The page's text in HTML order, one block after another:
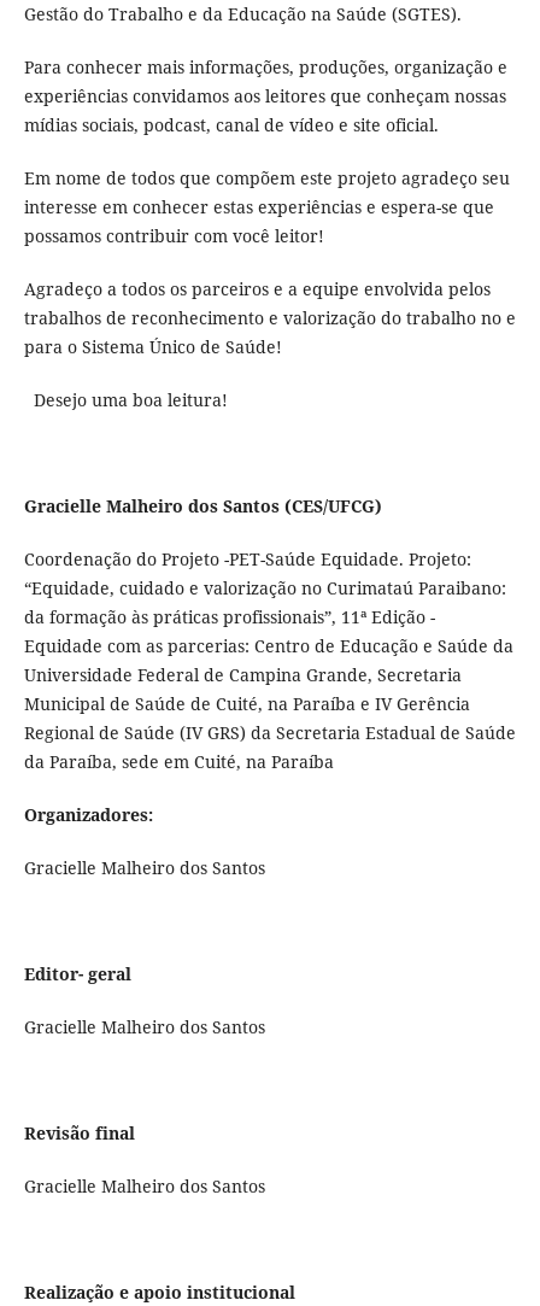
Gestão do Trabalho e da Educação na Saúde (SGTES).
Para conhecer mais informações, produções, organização e
experiências convidamos aos leitores que conheçam nossas
mídias sociais, podcast, canal de vídeo e site oficial.
Em nome de todos que compõem este projeto agradeço seu
interesse em conhecer estas experiências e espera-se que
possamos contribuir com você leitor!
Agradeço a todos os parceiros e a equipe envolvida pelos
trabalhos de reconhecimento e valorização do trabalho no e
para o Sistema Único de Saúde!
Desejo uma boa leitura!
Gracielle Malheiro dos Santos (CES/UFCG)
Coordenação do Projeto -PET-Saúde Equidade. Projeto:
“Equidade, cuidado e valorização no Curimataú Paraibano:
da formação às práticas profissionais”, 11ª Edição -
Equidade com as parcerias: Centro de Educação e Saúde da
Universidade Federal de Campina Grande, Secretaria
Municipal de Saúde de Cuité, na Paraíba e IV Gerência
Regional de Saúde (IV GRS) da Secretaria Estadual de Saúde
da Paraíba, sede em Cuité, na Paraíba
Organizadores:
Gracielle Malheiro dos Santos
Editor- geral
Gracielle Malheiro dos Santos
Revisão final
Gracielle Malheiro dos Santos
Realização e apoio institucional